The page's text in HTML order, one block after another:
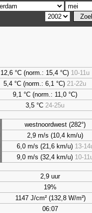
12,6 °C (norm.: 15,4 °C) 10-11u
5,4 °C (norm.: 6,1 °C) 21-22u
9,1 °C (norm.: 11,0 °C)
3,5°C 24-25u
westnoordwest (282°)
2,9 m/s (10,4 km/u)
6,0 m/s (21,6 km/u) 13-
9,0 m/s (32,4 km/u) 10-
2,9 uur
19%
1147 J/cm² (132,8 W/m²)
06:07